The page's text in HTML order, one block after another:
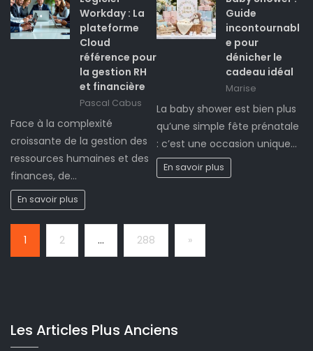
Workday : La
plateforme
Cloud
référence pour
la gestion RH
et financière
Pascal Cabus
Face à la complexité
croissante de la gestion des
ressources humaines et des
finances, de…
En savoir plus
Guide
incontournabl
e pour
dénicher le
cadeau idéal
Marise
La baby shower est bien plus
qu’une simple fête prénatale
: c’est une occasion unique…
En savoir plus
1 2 … 288 Next
»
Les Articles Plus Anciens